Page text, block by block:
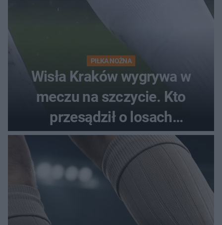
PIŁKA NOŻNA
Wisła Kraków wygrywa w
meczu na szczycie. Kto
przesądził o losach
spotkania?